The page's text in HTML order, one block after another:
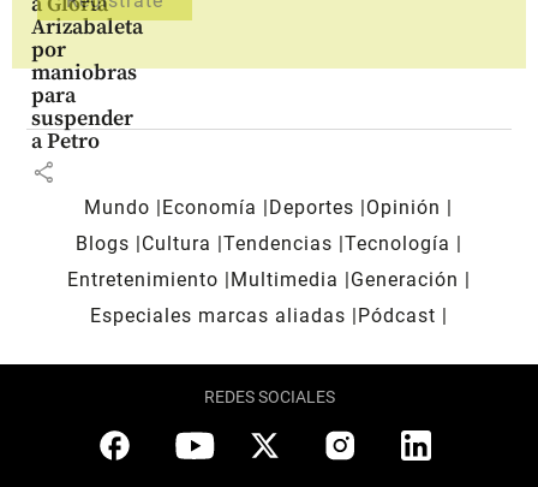
Arizabaleta
por
maniobras
para
suspender
a Petro
share
Mundo Economía Deportes
Opinión
Blogs
Cultura Tendencias Tecnología
Entretenimiento
Multimedia
Generación
Especiales marcas aliadas
Pódcast
REDES SOCIALES